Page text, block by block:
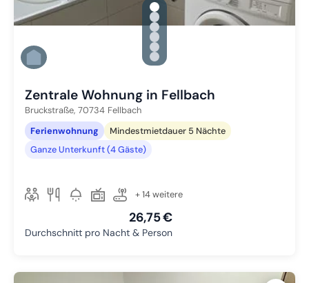
gallery.slide_selector
Zu Slide 1 wechseln
Zu Slide 2 wechseln
Zu Slide 3 wechseln
Zu Slide 4 wechseln
Zu Slide 5 wechseln
Zu Slide 6 wechseln
Zentrale Wohnung in Fellbach
Bruckstraße, 70734 Fellbach
Ferienwohnung
Mindestmietdauer 5 Nächte
Ganze Unterkunft (4 Gäste)
+ 14 weitere
26,75 €
Durchschnitt pro Nacht & Person